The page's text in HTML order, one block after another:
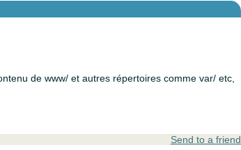
de www/ et autres répertoires comme var/ etc,
Send to a friend